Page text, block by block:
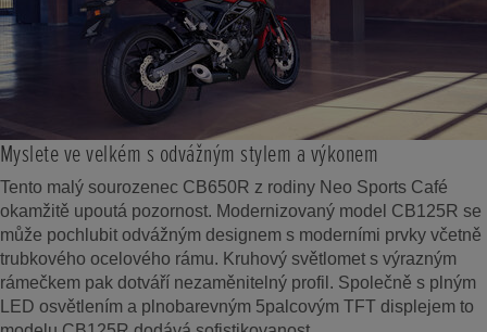
Myslete ve velkém s odvážným stylem a výkonem
Tento malý sourozenec CB650R z rodiny Neo Sports Café
okamžitě upoutá pozornost. Modernizovaný model CB125R se
může pochlubit odvážným designem s moderními prvky včetně
trubkového ocelového rámu. Kruhový světlomet s výrazným
rámečkem pak dotváří nezaměnitelný profil. Společně s plným
LED osvětlením a plnobarevným 5palcovým TFT displejem to